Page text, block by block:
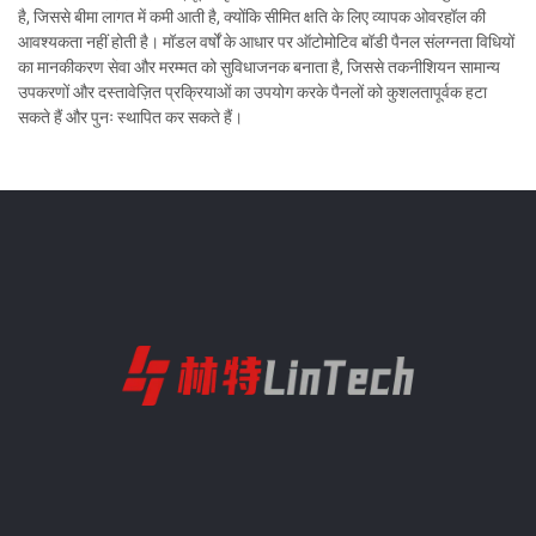
है, जिससे बीमा लागत में कमी आती है, क्योंकि सीमित क्षति के लिए व्यापक ओवरहॉल की
आवश्यकता नहीं होती है। मॉडल वर्षों के आधार पर ऑटोमोटिव बॉडी पैनल संलग्नता विधियों
का मानकीकरण सेवा और मरम्मत को सुविधाजनक बनाता है, जिससे तकनीशियन सामान्य
उपकरणों और दस्तावेज़ित प्रक्रियाओं का उपयोग करके पैनलों को कुशलतापूर्वक हटा
सकते हैं और पुनः स्थापित कर सकते हैं।